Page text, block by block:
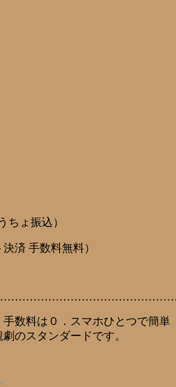
ょ振込）
済 手数料無料）
手数料は０．スマホひとつで簡単
のスタンダードです。